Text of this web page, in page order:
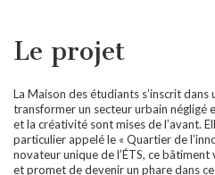
Le projet
La Maison des étudiants s’inscrit
transformer un secteur urbain négligé
et la créativité sont mises de l’avant.
particulier appelé le « Quartier de
novateur unique de l’ÉTS, ce
et promet de devenir un phare dans